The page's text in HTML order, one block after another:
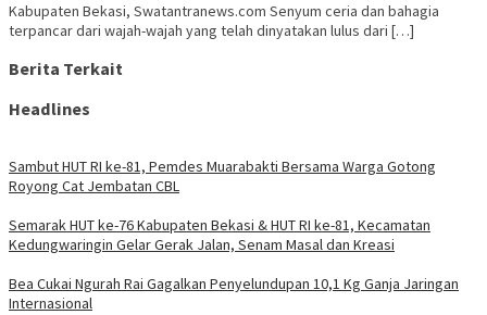
Kabupaten Bekasi, Swatantranews.com Senyum ceria dan bahagia
terpancar dari wajah-wajah yang telah dinyatakan lulus dari […]
Berita Terkait
Headlines
Sambut HUT RI ke-81, Pemdes Muarabakti Bersama Warga Gotong
Royong Cat Jembatan CBL
Semarak HUT ke-76 Kabupaten Bekasi & HUT RI ke-81, Kecamatan
Kedungwaringin Gelar Gerak Jalan, Senam Masal dan Kreasi
Bea Cukai Ngurah Rai Gagalkan Penyelundupan 10,1 Kg Ganja Jaringan
Internasional